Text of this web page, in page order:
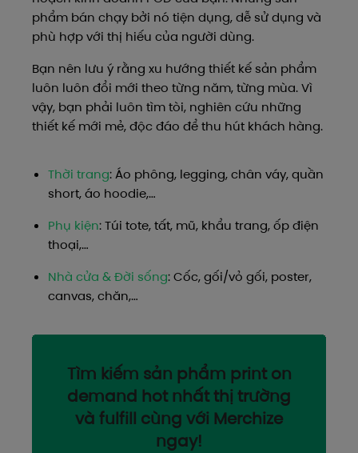
phẩm bán chạy bởi nó tiện dụng, dễ sử dụng và
phù hợp với thị hiếu của người dùng.
Bạn nên lưu ý rằng xu hướng thiết kế sản phẩm
luôn luôn đổi mới theo từng năm, từng mùa. Vì
vậy, bạn phải luôn tìm tòi, nghiên cứu những
thiết kế mới mẻ, độc đáo để thu hút khách hàng.
Thời trang: Áo phông, legging, chân váy, quần
short, áo hoodie,…
Phụ kiện: Túi tote, tất, mũ, khẩu trang, ốp điện
thoại,…
Nhà cửa & Đời sống: Cốc, gối/vỏ gối, poster,
canvas, chăn,…
Tìm kiếm sản phẩm print on
demand hot nhất thị trường
và fulfill cùng với Merchize
ngay!